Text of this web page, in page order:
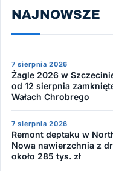
NAJNOWSZE
7 sierpnia 2026
Żagle 2026 w
od 12 sierpnia
Wałach Chrobrego
7 sierpnia 2026
Remont deptaku w
Nowa nawierzchnia z
około 285 tys. zł